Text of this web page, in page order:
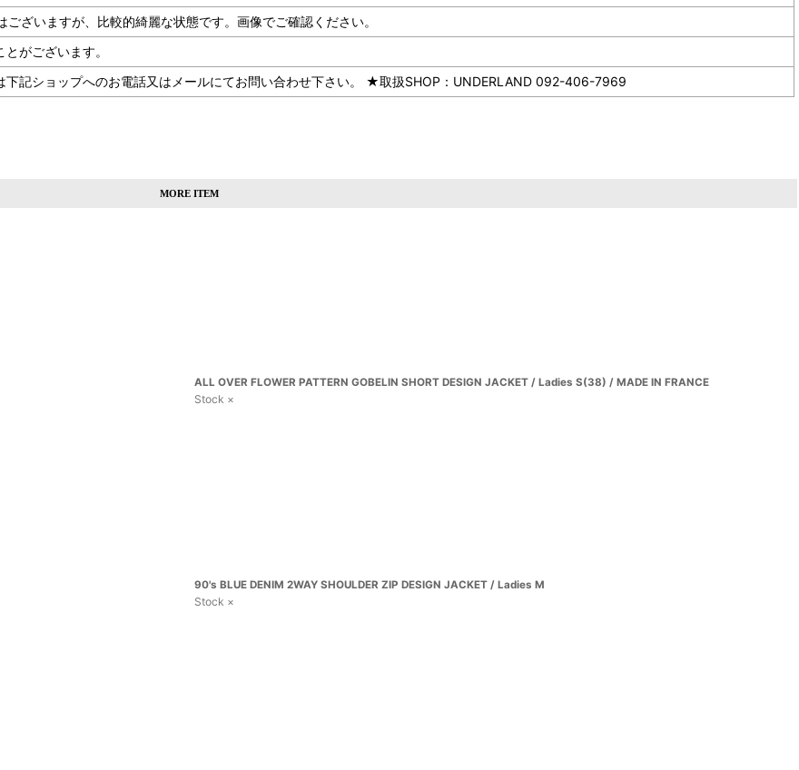
ざいますが、比較的綺麗な状態です。画像でご確認ください。
がございます。
下記ショップへのお電話又はメールにてお問い合わせ下さい。 ★取扱SHOP：UNDERLAND 092-406-7969
MORE ITEM
ALL OVER FLOWER PATTERN GOBELIN SHORT DESIGN JACKET / Ladies S(38) / MADE IN FRANCE
Stock ×
90's BLUE DENIM 2WAY SHOULDER ZIP DESIGN JACKET / Ladies M
Stock ×